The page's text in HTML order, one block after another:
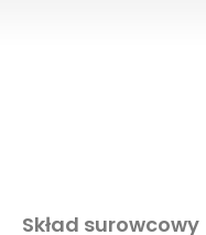
Skład surowcowy